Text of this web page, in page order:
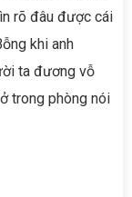
rõ đâu được cái
khi anh
ta đương vỗ
trong phòng nói